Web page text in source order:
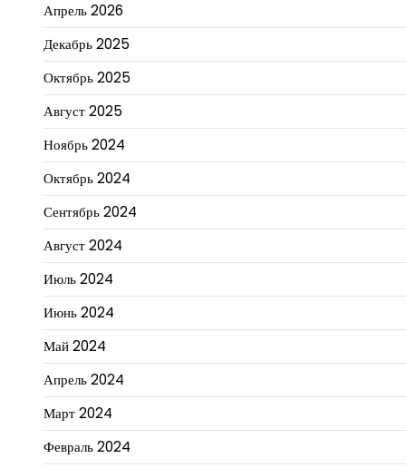
Апрель 2026
Декабрь 2025
Октябрь 2025
Август 2025
Ноябрь 2024
Октябрь 2024
Сентябрь 2024
Август 2024
Июль 2024
Июнь 2024
Май 2024
Апрель 2024
Март 2024
Февраль 2024